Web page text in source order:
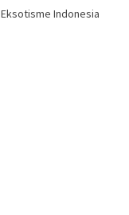
Indonesia